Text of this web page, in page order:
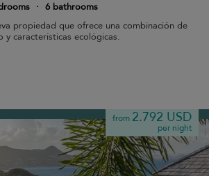
· 6 bathrooms
propiedad que ofrece una combinación de
y características ecológicas.
from 2.792 USD
per night